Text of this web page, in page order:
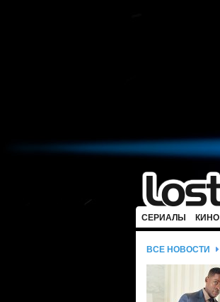
СЕРИАЛЫ КИНО
ВСЕ НОВОСТИ